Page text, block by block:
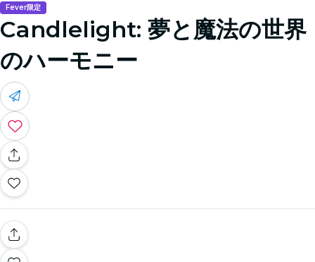
Fever限定
Candlelight: 夢と魔法の世界
のハーモニー